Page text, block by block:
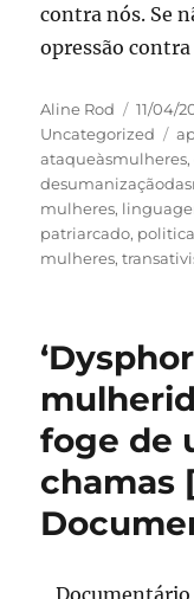
contra nós. Se
opressão
Autor
Aline Rod
em
11/04/
Uncategorized
ataqueàsmulheres,
mulheres,
patriarcado,
mulheres,
foge de
chamas